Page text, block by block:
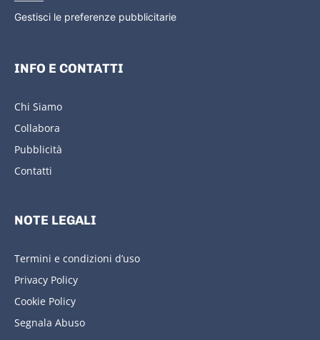
Gestisci le preferenze pubblicitarie
INFO E CONTATTI
Chi Siamo
Collabora
Pubblicità
Contatti
NOTE LEGALI
Termini e condizioni d’uso
Privacy Policy
Cookie Policy
Segnala Abuso